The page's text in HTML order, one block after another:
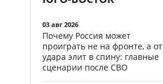
03 авг 2026
Почему Россия может
проиграть не на фронте, а от
удара элит в спину: главные
сценарии после СВО